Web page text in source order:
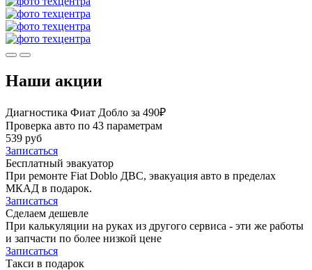
Наши акции
Диагностика Фиат Добло за 490₽
Проверка авто по 43 параметрам
539 руб
Записаться
Бесплатный эвакуатор
При ремонте Fiat Doblo ДВС, эвакуация авто в пределах
МКАД в подарок.
Записаться
Сделаем дешевле
При калькуляции на руках из другого сервиса - эти же работы
и запчасти по более низкой цене
Записаться
Такси в подарок